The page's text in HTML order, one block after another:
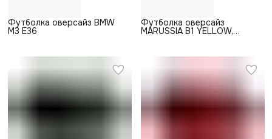
Футболка оверсайз BMW
M3 E36
Футболка оверсайз
MARUSSIA B1 YELLOW,